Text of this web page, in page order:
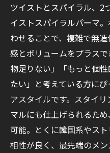
ツイストとスパイラル、2
イストスパイラルパーマ
わせることで、複雑で無
感とボリュームをプラス
物足りない」「もっと個
たい」と考えている方に
アスタイルです。スタイ
マルにも仕上げられるた
可能。とくに韓国系やス
相性が良く、最先端のメ